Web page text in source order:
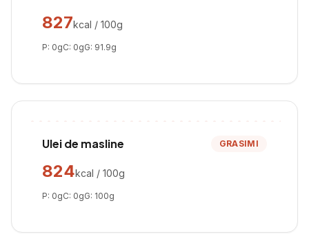
827kcal / 100g
P: 0gC: 0gG: 91.9g
Ulei de masline GRASIMI
824kcal / 100g
P: 0gC: 0gG: 100g